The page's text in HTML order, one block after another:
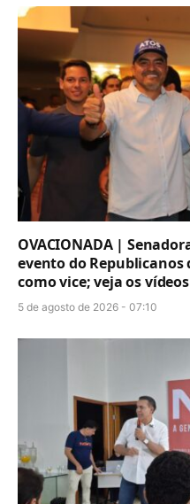
OVACIONADA |
evento do
como vice; veja os vídeos
5 de agosto de 2026 - 07:10